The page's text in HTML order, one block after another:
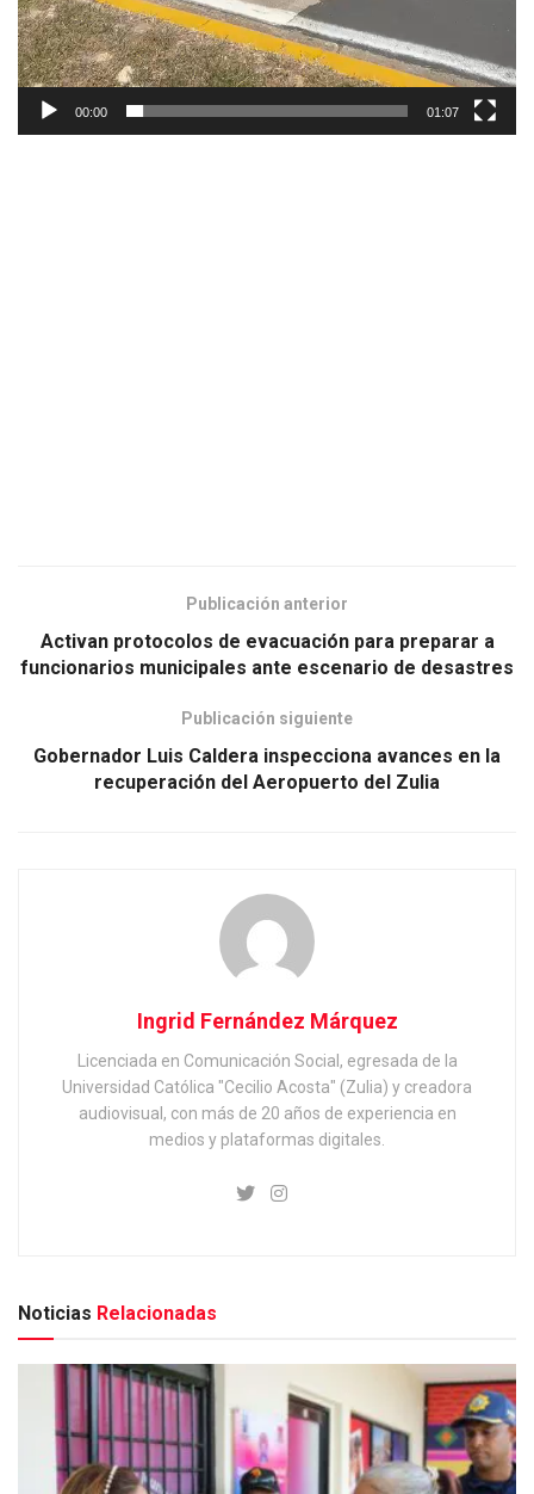
00:00 01:07
Publicación anterior
Activan protocolos de evacuación para preparar a
funcionarios municipales ante escenario de desastres
Publicación siguiente
Gobernador Luis Caldera inspecciona avances en la
recuperación del Aeropuerto del Zulia
Ingrid Fernández Márquez
Licenciada en Comunicación Social, egresada de la
Universidad Católica "Cecilio Acosta" (Zulia) y creadora
audiovisual, con más de 20 años de experiencia en
medios y plataformas digitales.
Noticias Relacionadas